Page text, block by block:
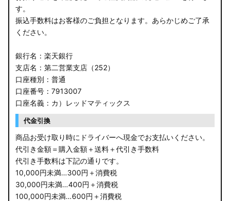
す。
振込手数料はお客様のご負担となります。あらかじめご了承
ください。
銀行名：楽天銀行
支店名：第二営業支店（252）
口座種別：普通
口座番号：7913007
口座名義：カ）レッドマティックス
代金引換
商品お受け取り時にドライバーへ現金でお支払いください。
代引き金額＝購入金額＋送料＋代引き手数料
代引き手数料は下記の通りです。
10,000円未満…300円＋消費税
30,000円未満…400円＋消費税
100,000円未満…600円＋消費税